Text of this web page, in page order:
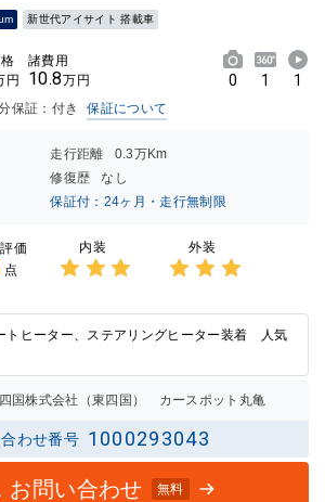
新世代アイサイト 搭載車
円
諸費用
10.8万円 0 1 1
保証：付き 保証について
走行距離
0.3万Km
修復歴
なし
保証付：24ヶ月・走行無制限
価
点
内装
3点の
評価
外装
3点の
評価
トヒーター、ステアリングヒーター装着 人気
国株式会社（東四国） カースポット丸亀
わせ番号 1000293043
お問い合わせ 無料